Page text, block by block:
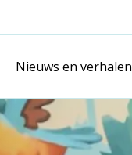
Nieuws en verhalen